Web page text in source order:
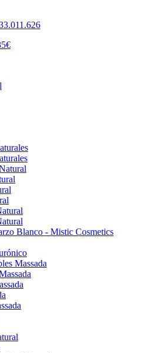
Blanco - Mistic Cosmetics
Massada